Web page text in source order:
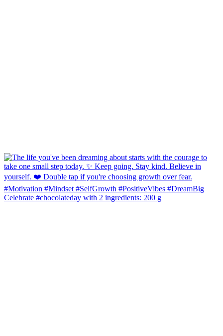
Celebrate #chocolateday with 2 ingredients: 200 g